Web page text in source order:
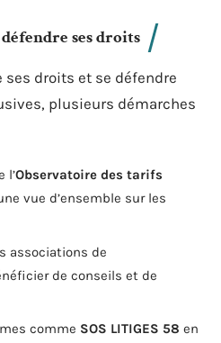
ses droits
droits et se défendre
plusieurs démarches
l’Observatoire des tarifs
vue d’ensemble sur les
associations de
de conseils et de
comme SOS LITIGES 58 en